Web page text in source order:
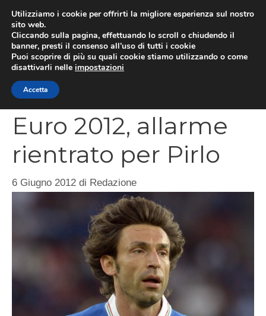
contenuto
Euro 2012, allarme
rientrato per Pirlo
6 Giugno 2012 di Redazione
Utilizziamo i cookie per offrirti la migliore esperienza sul nostro
sito web.
Cliccando sulla pagina, effettuando lo scroll o chiudendo il
banner, presti il consenso all’uso di tutti i cookie
Puoi scoprire di più su quali cookie stiamo utilizzando o come
disattivarli nelle impostazioni
Accetta